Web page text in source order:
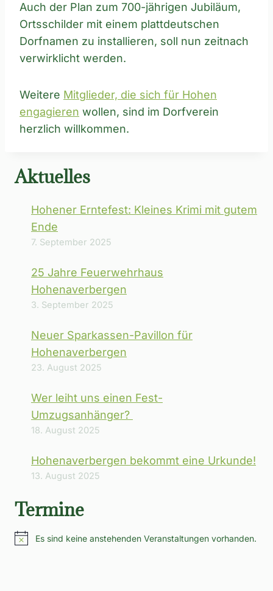
Auch der Plan zum 700-jährigen Jubiläum,
Ortsschilder mit einem plattdeutschen
Dorfnamen zu installieren, soll nun zeitnach
verwirklicht werden.
Weitere Mitglieder, die sich für Hohen
engagieren wollen, sind im Dorfverein
herzlich willkommen.
Aktuelles
Hohener Erntefest: Kleines Krimi mit gutem
Ende
7. September 2025
25 Jahre Feuerwehrhaus
Hohenaverbergen
3. September 2025
Neuer Sparkassen-Pavillon für
Hohenaverbergen
23. August 2025
Wer leiht uns einen Fest-
Umzugsanhänger?
18. August 2025
Hohenaverbergen bekommt eine Urkunde!
13. August 2025
Termine
HinweisEs sind keine anstehenden Veranstaltungen vorhanden.